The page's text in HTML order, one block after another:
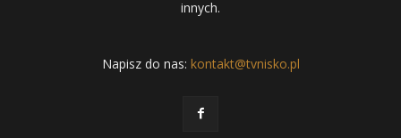
innych.
Napisz do nas: kontakt@tvnisko.pl